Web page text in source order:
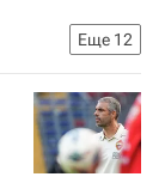
Еще 12